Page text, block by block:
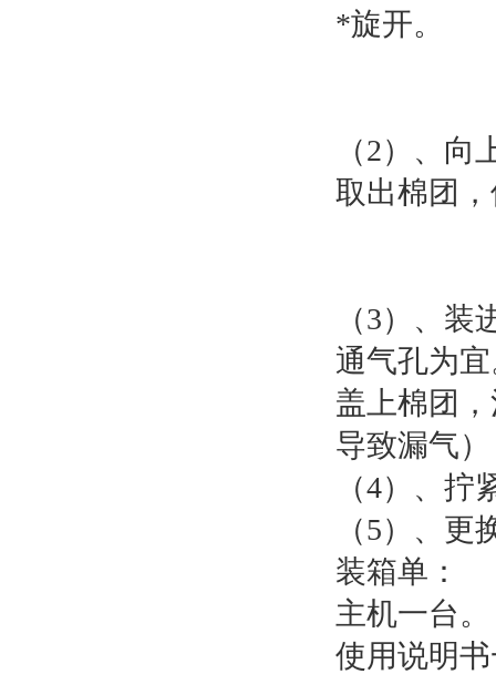
*旋开。
（2）、
取出棉团
（3）、
通气孔为
盖上棉团
导致漏气
（4）、
（5）、
装箱单：
主机一台。
使用说明